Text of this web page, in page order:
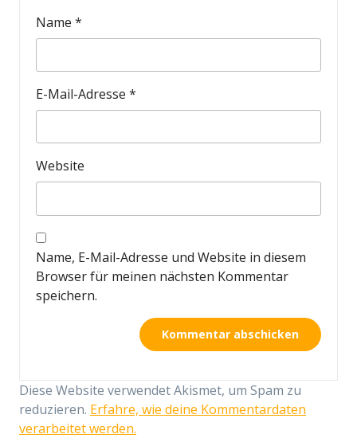
Name *
E-Mail-Adresse *
Website
Name, E-Mail-Adresse und Website in diesem
Browser für meinen nächsten Kommentar
speichern.
Diese Website verwendet Akismet, um Spam zu
reduzieren. Erfahre, wie deine Kommentardaten
verarbeitet werden.